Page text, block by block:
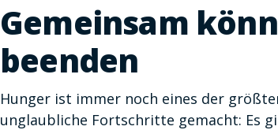
Gemeinsam
beenden
Hunger ist immer noch eines der
unglaubliche Fortschritte gemacht: Es